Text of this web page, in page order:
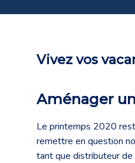
Vivez vos
Aménager
Le printemps 2020
remettre en question
tant que distributeur